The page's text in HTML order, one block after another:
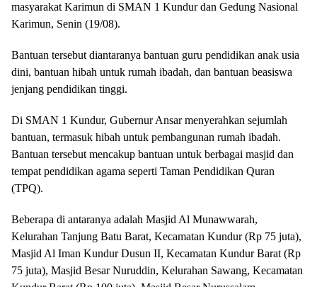
masyarakat Karimun di SMAN 1 Kundur dan Gedung Nasional
Karimun, Senin (19/08).
Bantuan tersebut diantaranya bantuan guru pendidikan anak usia
dini, bantuan hibah untuk rumah ibadah, dan bantuan beasiswa
jenjang pendidikan tinggi.
Di SMAN 1 Kundur, Gubernur Ansar menyerahkan sejumlah
bantuan, termasuk hibah untuk pembangunan rumah ibadah.
Bantuan tersebut mencakup bantuan untuk berbagai masjid dan
tempat pendidikan agama seperti Taman Pendidikan Quran
(TPQ).
Beberapa di antaranya adalah Masjid Al Munawwarah,
Kelurahan Tanjung Batu Barat, Kecamatan Kundur (Rp 75 juta),
Masjid Al Iman Kundur Dusun II, Kecamatan Kundur Barat (Rp
75 juta), Masjid Besar Nuruddin, Kelurahan Sawang, Kecamatan